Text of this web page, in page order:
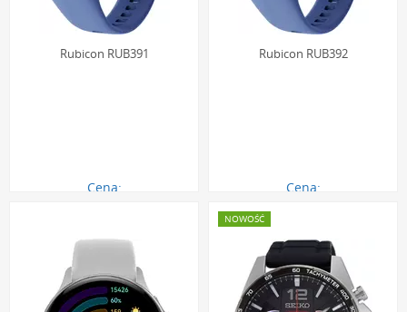
Rubicon RUB391
Cena:
Rubicon RUB392
Cena:
NOWOŚĆ